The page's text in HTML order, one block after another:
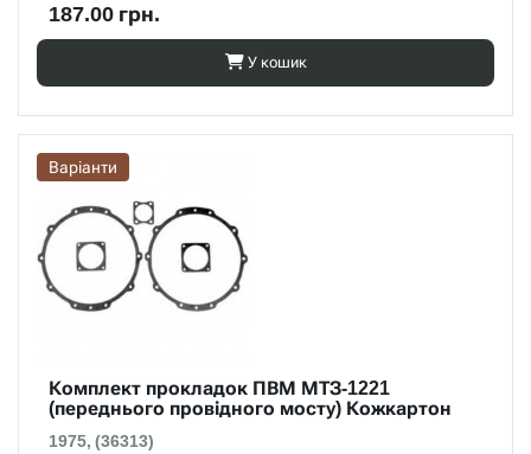
187.00 грн.
У кошик
Варіанти
Комплект прокладок ПВМ МТЗ-1221
(переднього провідного мосту) Кожкартон
1975, (36313)